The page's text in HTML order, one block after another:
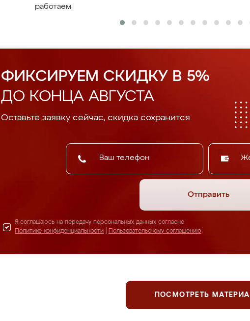
работаем
ФИКСИРУЕМ СКИДКУ В 5%
ДО КОНЦА АВГУСТА
Оставьте заявку сейчас, скидка сохранится.
Отправить
Я соглашаюсь на передачу персональных данных согласно
Политике конфиденциальности
Пользовательскому соглашению
ПОСМОТРЕТЬ